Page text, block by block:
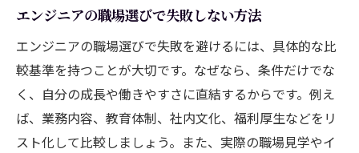
エンジニアの職場選びで失敗しない方法
エンジニアの職場選びで失敗を避けるには、具体的な比
較基準を持つことが大切です。なぜなら、条件だけでな
く、自分の成長や働きやすさに直結するからです。例え
ば、業務内容、教育体制、社内文化、福利厚生などをリ
スト化して比較しましょう。また、実際の職場見学やイ